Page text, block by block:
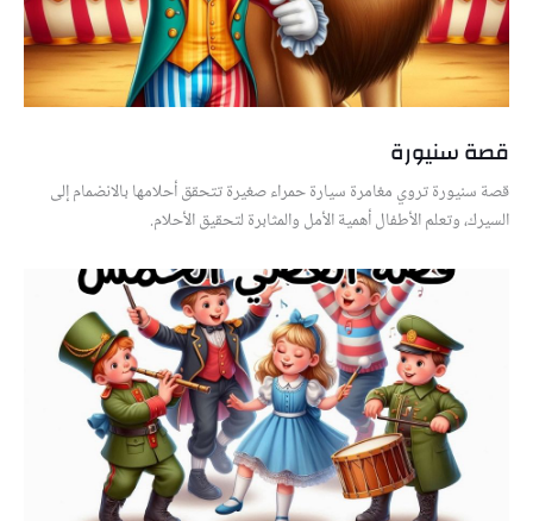
قصة سنيورة
قصة سنيورة تروي مغامرة سيارة حمراء صغيرة تتحقق أحلامها بالانضمام إلى
السيرك، وتعلم الأطفال أهمية الأمل والمثابرة لتحقيق الأحلام.